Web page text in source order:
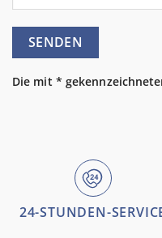
Die mit *
24-STUNDEN-